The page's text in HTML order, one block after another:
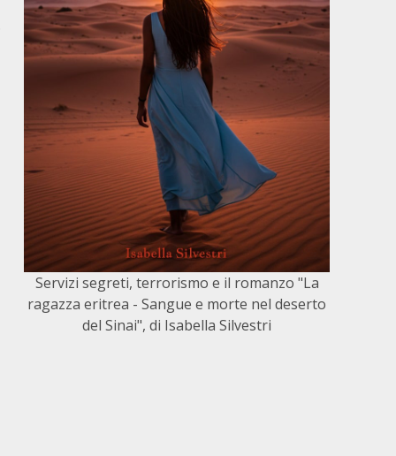
Servizi segreti, terrorismo e il romanzo "La
ragazza eritrea - Sangue e morte nel deserto
del Sinai", di Isabella Silvestri